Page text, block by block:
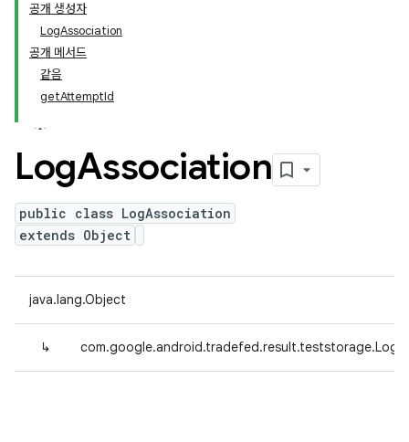
공개 생성자
LogAssociation
공개 메서드
같음
getAttemptId
LogAssociation
public class LogAssociation
extends Object
java.lang.Object
↳